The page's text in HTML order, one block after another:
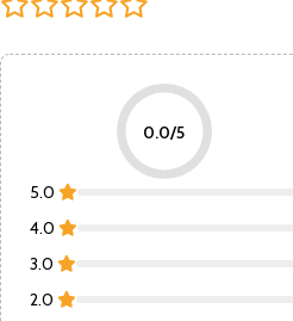
0.0/5
5.0
4.0
3.0
2.0